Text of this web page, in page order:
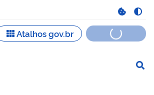
de navegação